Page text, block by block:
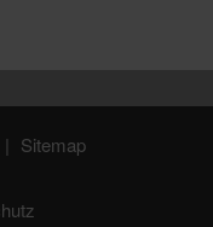
Sitemap